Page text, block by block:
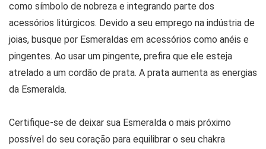
como símbolo de nobreza e integrando parte dos
acessórios litúrgicos. Devido a seu emprego na indústria de
joias, busque por Esmeraldas em acessórios como anéis e
pingentes. Ao usar um pingente, prefira que ele esteja
atrelado a um cordão de prata. A prata aumenta as energias
da Esmeralda.
Certifique-se de deixar sua Esmeralda o mais próximo
possível do seu coração para equilibrar o seu chakra